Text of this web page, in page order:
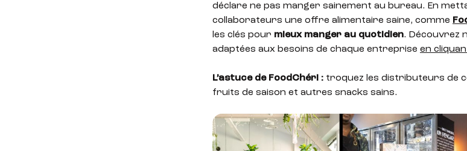
déclare ne pas manger sainement au bureau. En
collaborateurs une offre alimentaire saine, comme
les clés pour mieux manger au quotidien. Découvrez
adaptées aux besoins de chaque entreprise en
L’astuce de FoodChéri : troquez les distributeurs de
fruits de saison et autres snacks sains.